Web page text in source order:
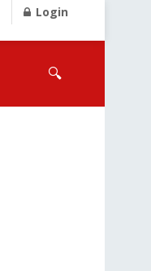
Login
🔍